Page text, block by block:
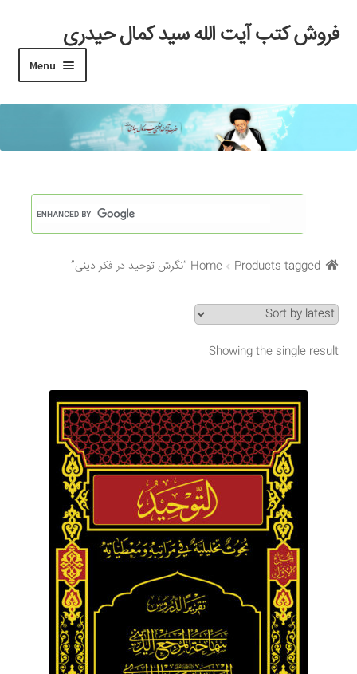
Skip
to
Skip
to
فروش کتب آیت الله سید کمال حیدری
Menu
خانه
#97 (بدون عنوان)
Checkout
My account
Search Results
Shop
برگه نمونه
برگه نمونه
تماس با ما
ثبت شکایات
حساب کاربری من
Home Products tagged “نگرش توحید در فکر دینی”
Showing the single result